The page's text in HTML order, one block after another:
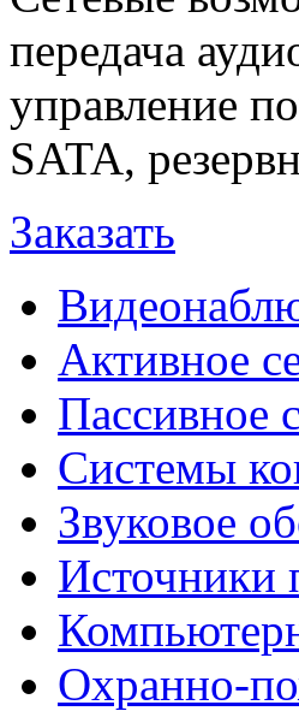
передача
управление
SATA,
Заказать
Активное
Пассивное
Системы
Звуковое
Источники
Охранно-